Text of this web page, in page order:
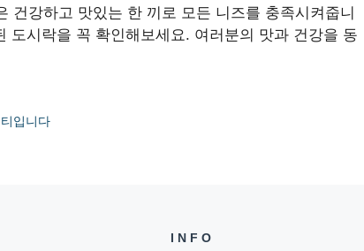
건강하고 맛있는 한 끼로 모든 니즈를 충족시켜줍니
시락을 꼭 확인해보세요. 여러분의 맛과 건강을 동
입니다
INFO